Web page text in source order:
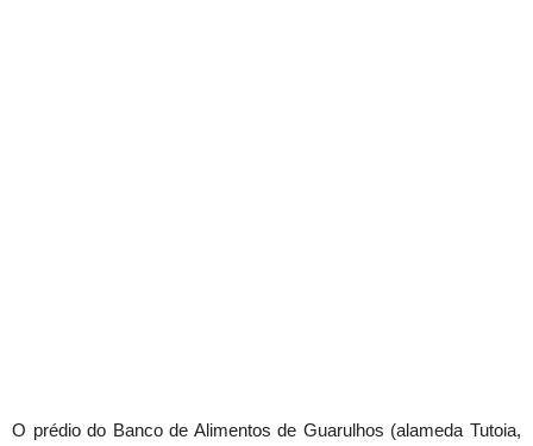
O prédio do Banco de Alimentos de Guarulhos (alameda Tutoia,